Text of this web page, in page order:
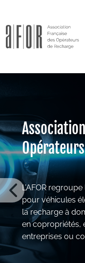
L’AFOR
pour véhicules
la recharge à
en copropriétés,
entreprises ou